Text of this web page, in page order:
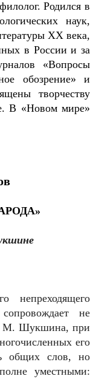
Родился в
наук,
ХХ века,
в России и за
«Вопросы
обозрение» и
творчеству
В «Новом мире»
непреходящего
не
М. Шукшина, при
его
общих слов, но
уместными: